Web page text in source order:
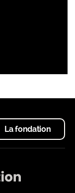
La fondation